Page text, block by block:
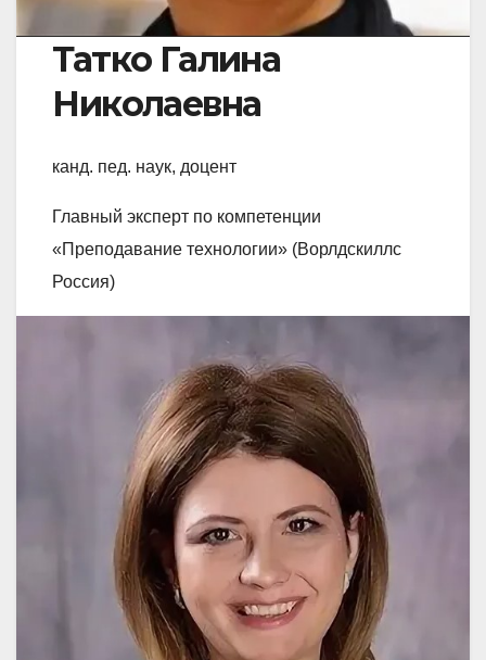
Татко Галина
Николаевна
канд. пед. наук, доцент
Главный эксперт по компетенции
«Преподавание технологии» (Ворлдскиллс
Россия)